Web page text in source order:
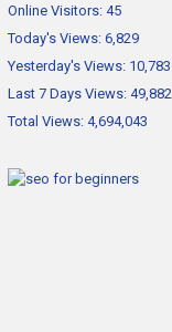
Online Visitors: 45
Today's Views: 6,829
Yesterday's Views: 10,783
Last 7 Days Views: 49,882
Total Views: 4,694,043